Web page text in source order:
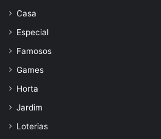
Casa
Especial
Famosos
Games
Horta
Jardim
Loterias